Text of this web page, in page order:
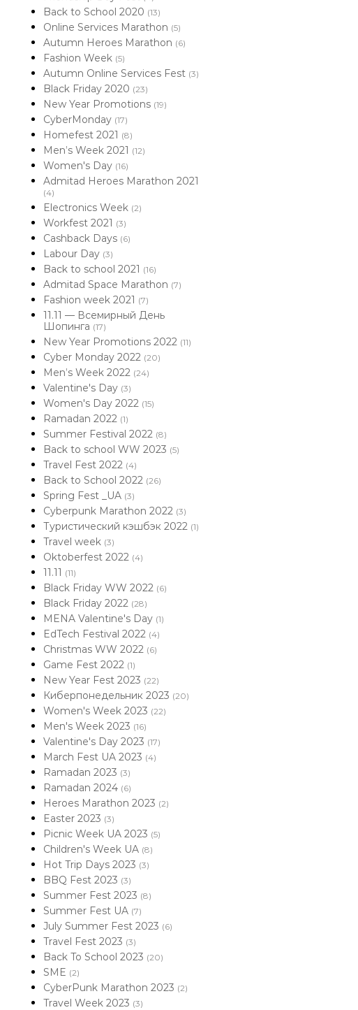
Back to School 2020 (13)
Online Services Marathon (5)
Autumn Heroes Marathon (6)
Fashion Week (5)
Autumn Online Services Fest (3)
Black Friday 2020 (23)
New Year Promotions (19)
CyberMonday (17)
Homefest 2021 (8)
Men’s Week 2021 (12)
Women's Day (16)
Admitad Heroes Marathon 2021
(4)
Electronics Week (2)
Workfest 2021 (3)
Cashback Days (6)
Labour Day (3)
Back to school 2021 (16)
Admitad Space Marathon (7)
Fashion week 2021 (7)
11.11 — Всемирный День
Шопинга (17)
New Year Promotions 2022 (11)
Cyber Monday 2022 (20)
Men’s Week 2022 (24)
Valentine's Day (3)
Women's Day 2022 (15)
Ramadan 2022 (1)
Summer Festival 2022 (8)
Back to school WW 2023 (5)
Travel Fest 2022 (4)
Back to School 2022 (26)
Spring Fest _UA (3)
Cyberpunk Marathon 2022 (3)
Туристический кэшбэк 2022 (1)
Travel week (3)
Oktoberfest 2022 (4)
11.11 (11)
Black Friday WW 2022 (6)
Black Friday 2022 (28)
MENA Valentine's Day (1)
EdTech Festival 2022 (4)
Christmas WW 2022 (6)
Game Fest 2022 (1)
New Year Fest 2023 (22)
Киберпонедельник 2023 (20)
Women's Week 2023 (22)
Men's Week 2023 (16)
Valentine's Day 2023 (17)
March Fest UA 2023 (4)
Ramadan 2023 (3)
Ramadan 2024 (6)
Heroes Marathon 2023 (2)
Easter 2023 (3)
Picnic Week UA 2023 (5)
Children's Week UA (8)
Hot Trip Days 2023 (3)
BBQ Fest 2023 (3)
Summer Fest 2023 (8)
Summer Fest UA (7)
July Summer Fest 2023 (6)
Travel Fest 2023 (3)
Back To School 2023 (20)
SME (2)
CyberPunk Marathon 2023 (2)
Travel Week 2023 (3)